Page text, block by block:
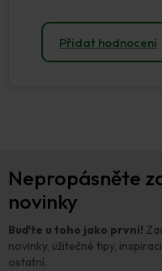
Přidat hodnocení
Nepropásněte
novinky
Buďte u toho jako první!
novinky, užitečné tipy,
ostatní.